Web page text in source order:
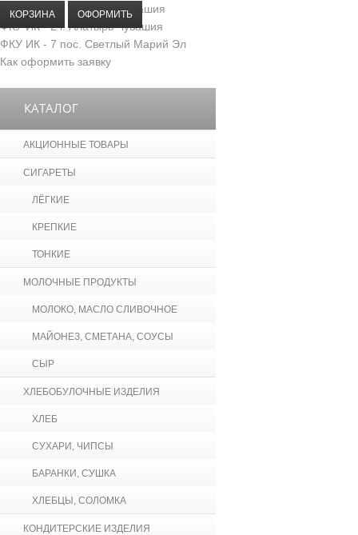
ФКУ ИК - 5 г. Козловка Чувашия
ФКУ ИК - 2 г. Алатырь Чувашия
ФКУ ИК - 7 пос. Светлый Марий Эл
Как оформить заявку
КОРЗИНА ОФОРМИТЬ
КАТАЛОГ
АКЦИОННЫЕ ТОВАРЫ
СИГАРЕТЫ
ЛЁГКИЕ
КРЕПКИЕ
ТОНКИЕ
МОЛОЧНЫЕ ПРОДУКТЫ
МОЛОКО, МАСЛО СЛИВОЧНОЕ
МАЙОНЕЗ, СМЕТАНА, СОУСЫ
СЫР
ХЛЕБОБУЛОЧНЫЕ ИЗДЕЛИЯ
ХЛЕБ
СУХАРИ, ЧИПСЫ
БАРАНКИ, СУШКА
ХЛЕБЦЫ, СОЛОМКА
КОНДИТЕРСКИЕ ИЗДЕЛИЯ